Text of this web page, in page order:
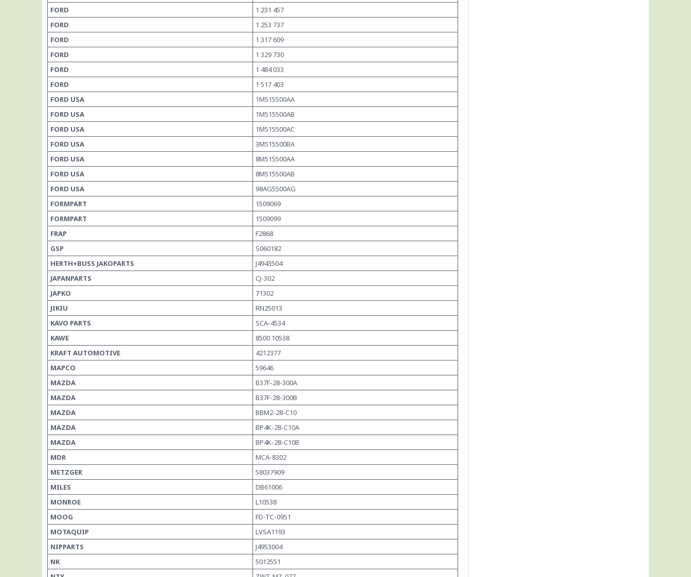
FORD
1 231 457
FORD
1 253 737
FORD
1 317 609
FORD
1 329 730
FORD
1 484 033
FORD
1 517 403
FORD USA
1M515500AA
FORD USA
1M515500AB
FORD USA
1M515500AC
FORD USA
3M515500BA
FORD USA
8M515500AA
FORD USA
8M515500AB
FORD USA
98AG5500AG
FORMPART
1509069
FORMPART
1509099
FRAP
F2868
GSP
S060182
HERTH+BUSS JAKOPARTS
J4943504
JAPANPARTS
CJ-302
JAPKO
71302
JIKIU
RN25013
KAVO PARTS
SCA-4534
KAWE
8500 10538
KRAFT AUTOMOTIVE
4212377
MAPCO
59646
MAZDA
B37F-28-300A
MAZDA
B37F-28-300B
MAZDA
BBM2-28-C10
MAZDA
BP4K-28-C10A
MAZDA
BP4K-28-C10B
MDR
MCA-8302
METZGER
58037909
MILES
DB61006
MONROE
L10538
MOOG
FD-TC-0951
MOTAQUIP
LVSA1193
NIPPARTS
J4953004
NK
5012551